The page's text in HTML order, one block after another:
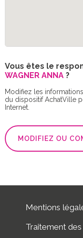
Vous êtes le
WAGNER ANNA ?
Modifiez les
du dispositif AchatVille
Internet.
MODIFIEZ OU
Mentions
Traitement